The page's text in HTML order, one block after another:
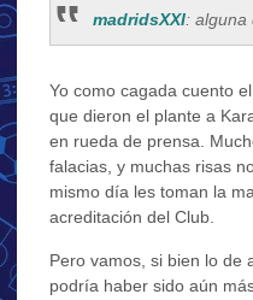
madridsXXI: alguna
Yo como cagada cuento
que dieron el plante a
en rueda de prensa.
falacias, y muchas risas
mismo día les toman la
acreditación del Club.
Pero vamos, si bien lo de
podría haber sido aún